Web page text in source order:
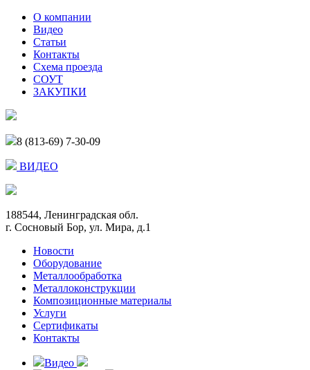
О компании
Видео
Статьи
Контакты
Схема проезда
СОУТ
ЗАКУПКИ
8 (813-69) 7-30-09
ВИДЕО
188544, Ленинградская обл.
г. Сосновый Бор, ул. Мира, д.1
Новости
Оборудование
Металлообработка
Металлоконструкции
Композиционные материалы
Услуги
Сертификаты
Контакты
Видео